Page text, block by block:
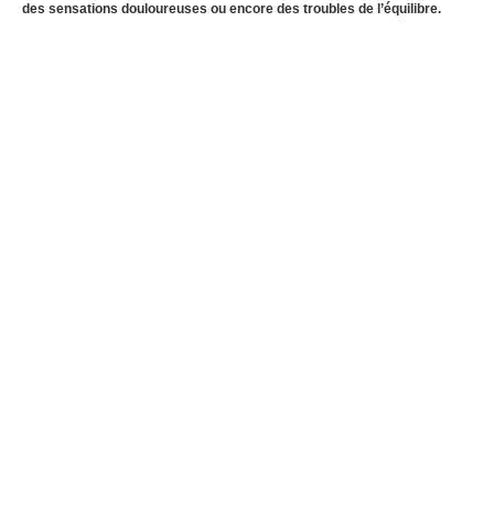
des sensations douloureuses ou encore des troubles de l’équilibre.